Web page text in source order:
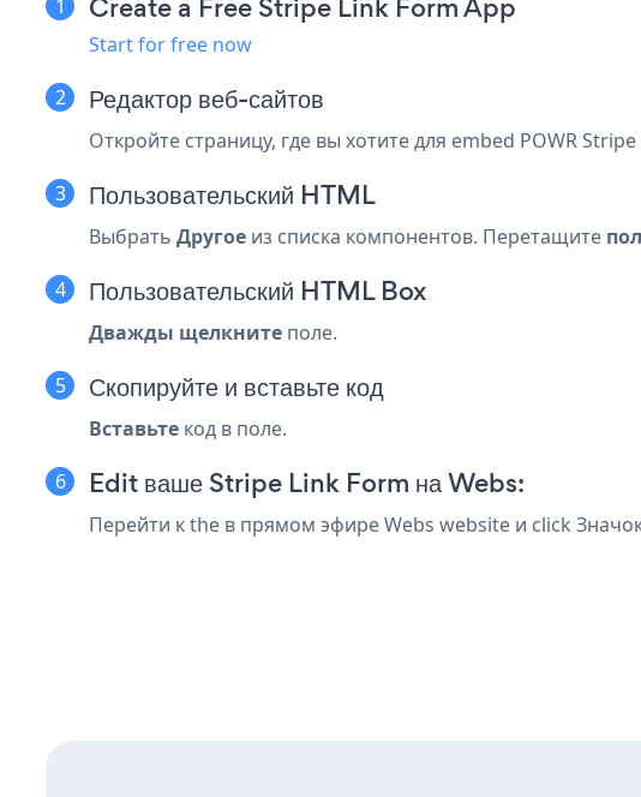
Create a Free Stripe Link Form App
Start for free now
Редактор веб-сайтов
Откройте страницу, где вы хотите для embed POWR
Пользовательский HTML
Выбрать Другое из списка компонентов. Перетащите
Пользовательский HTML Box
Дважды щелкните поле.
Скопируйте и вставьте код
Вставьте код в поле.
Edit ваше Stripe Link Form на Webs:
Перейти к the в прямом эфире Webs website и click